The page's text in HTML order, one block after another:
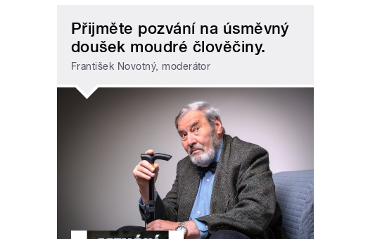
Přijměte pozvání na úsměvný
doušek moudré člověčiny.
František Novotný, moderátor